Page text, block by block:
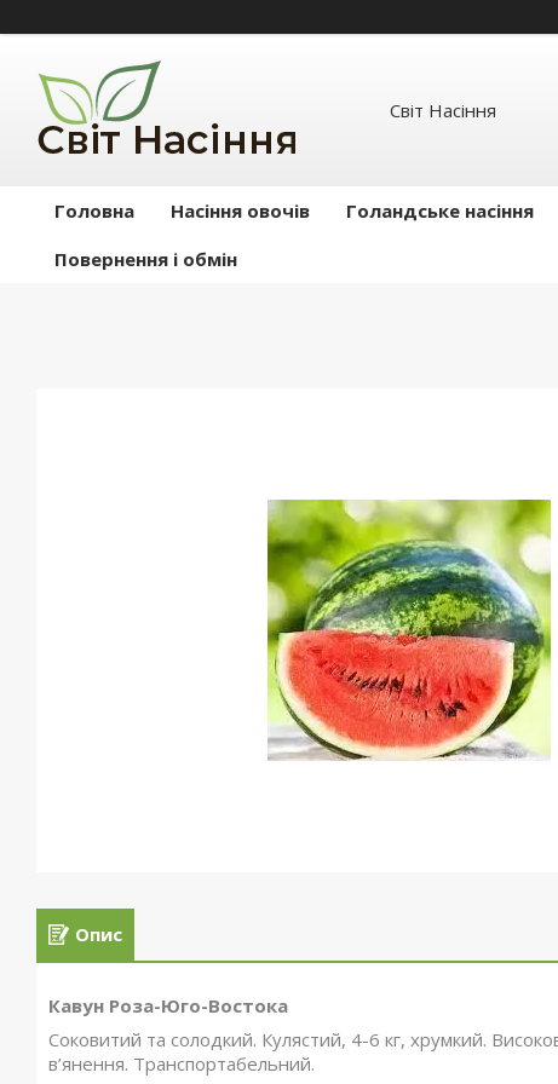
Світ Насіння
Головна Насіння овочів Голандське насіння
Повернення і обмін
Опис
Кавун Роза-Юго-Востока
Соковитий та солодкий. Кулястий, 4-6 кг, хрумкий.
в’янення. Транспортабельний.